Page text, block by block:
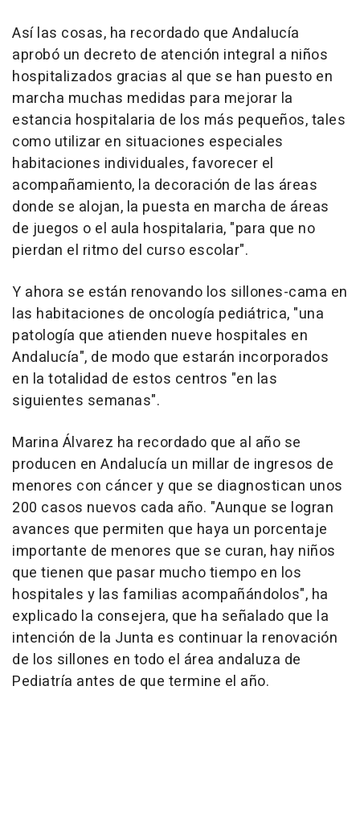
Así las cosas, ha recordado que Andalucía
aprobó un decreto de atención integral a niños
hospitalizados gracias al que se han puesto en
marcha muchas medidas para mejorar la
estancia hospitalaria de los más pequeños, tales
como utilizar en situaciones especiales
habitaciones individuales, favorecer el
acompañamiento, la decoración de las áreas
donde se alojan, la puesta en marcha de áreas
de juegos o el aula hospitalaria, "para que no
pierdan el ritmo del curso escolar".
Y ahora se están renovando los sillones-cama en
las habitaciones de oncología pediátrica, "una
patología que atienden nueve hospitales en
Andalucía", de modo que estarán incorporados
en la totalidad de estos centros "en las
siguientes semanas".
Marina Álvarez ha recordado que al año se
producen en Andalucía un millar de ingresos de
menores con cáncer y que se diagnostican unos
200 casos nuevos cada año. "Aunque se logran
avances que permiten que haya un porcentaje
importante de menores que se curan, hay niños
que tienen que pasar mucho tiempo en los
hospitales y las familias acompañándolos", ha
explicado la consejera, que ha señalado que la
intención de la Junta es continuar la renovación
de los sillones en todo el área andaluza de
Pediatría antes de que termine el año.